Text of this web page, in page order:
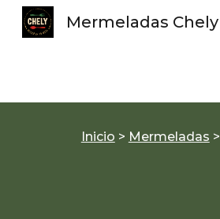
Mermeladas Chely
Inicio > Mermeladas >